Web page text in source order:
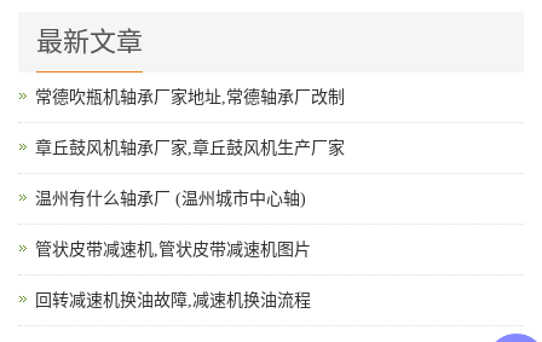
最新文章
常德吹瓶机轴承厂家地址,常德轴承厂改制
章丘鼓风机轴承厂家,章丘鼓风机生产厂家
温州有什么轴承厂 (温州城市中心轴)
管状皮带减速机,管状皮带减速机图片
回转减速机换油故障,减速机换油流程